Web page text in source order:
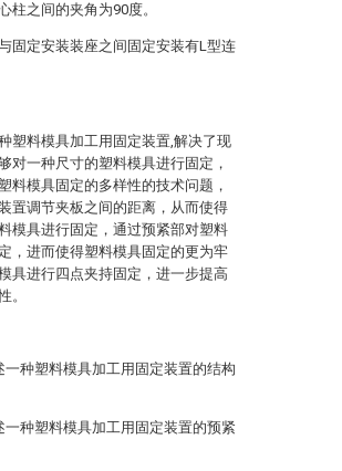
柱之间的夹角为90度。
固定安装装座之间固定安装有L型连
塑料模具加工用固定装置,解决了现
对一种尺寸的塑料模具进行固定，
料模具固定的多样性的技术问题，
置调节夹板之间的距离，从而使得
模具进行固定，通过预紧部对塑料
，进而使得塑料模具固定的更为牢
具进行四点夹持固定，进一步提高
。
一种塑料模具加工用固定装置的结构
一种塑料模具加工用固定装置的预紧